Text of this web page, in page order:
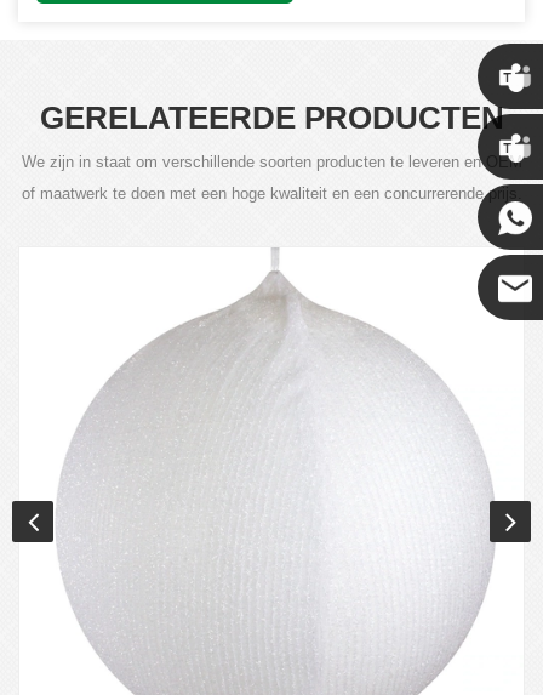
GERELATEERDE PRODUCTEN
We zijn in staat om verschillende soorten producten te leveren en OEM
of maatwerk te doen met een hoge kwaliteit en een concurrerende prijs.
Chris
Kenny